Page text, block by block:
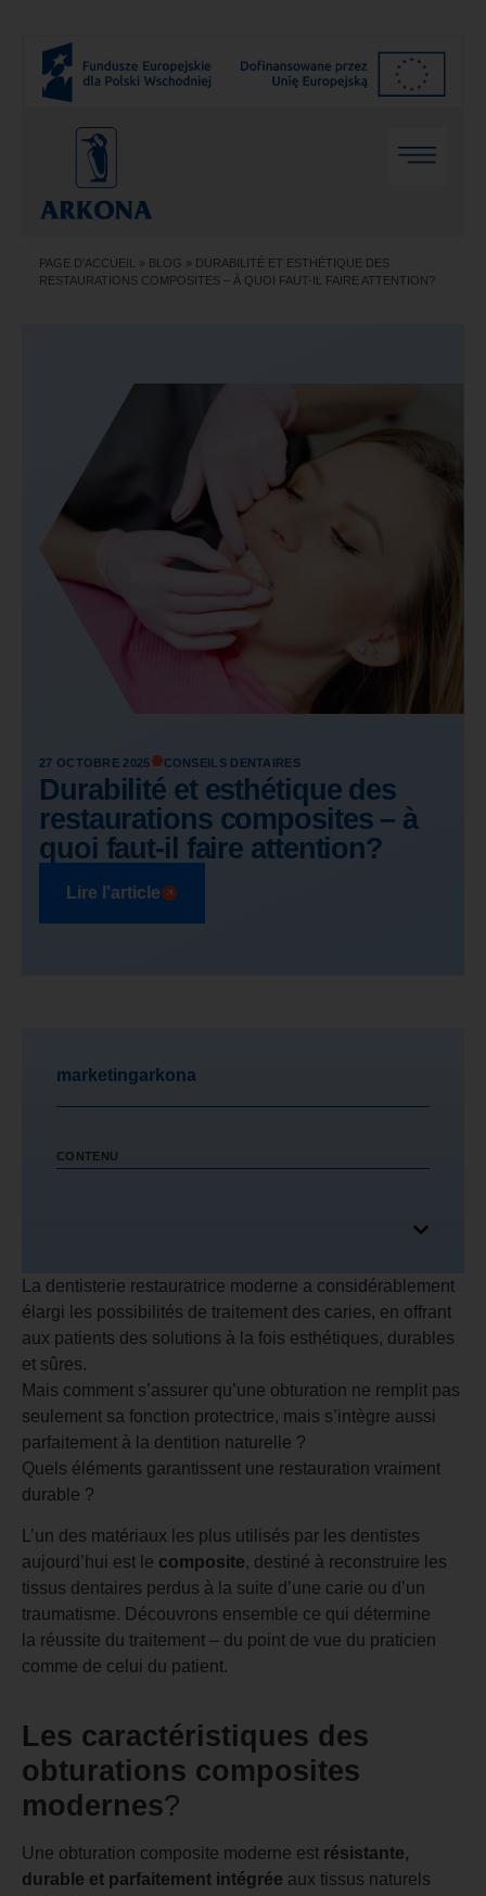
PAGE D'ACCUEIL » BLOG » DURABILITÉ ET ESTHÉTIQUE DES
RESTAURATIONS COMPOSITES – À QUOI FAUT-IL FAIRE ATTENTION?
27 OCTOBRE 2025 CONSEILS DENTAIRES
Durabilité et esthétique des
restaurations composites – à
quoi faut-il faire attention?
Lire l'article
marketingarkona
CONTENU
La dentisterie restauratrice moderne a considérablement
élargi les possibilités de traitement des caries, en offrant
aux patients des solutions à la fois esthétiques, durables
et sûres.
Mais comment s’assurer qu’une obturation ne remplit pas
seulement sa fonction protectrice, mais s’intègre aussi
parfaitement à la dentition naturelle ?
Quels éléments garantissent une restauration vraiment
durable ?
L’un des matériaux les plus utilisés par les dentistes
aujourd’hui est le composite, destiné à reconstruire les
tissus dentaires perdus à la suite d’une carie ou d’un
traumatisme. Découvrons ensemble ce qui détermine
la réussite du traitement – du point de vue du praticien
comme de celui du patient.
Les caractéristiques des
obturations composites
modernes?
Une obturation composite moderne est résistante,
durable et parfaitement intégrée aux tissus naturels